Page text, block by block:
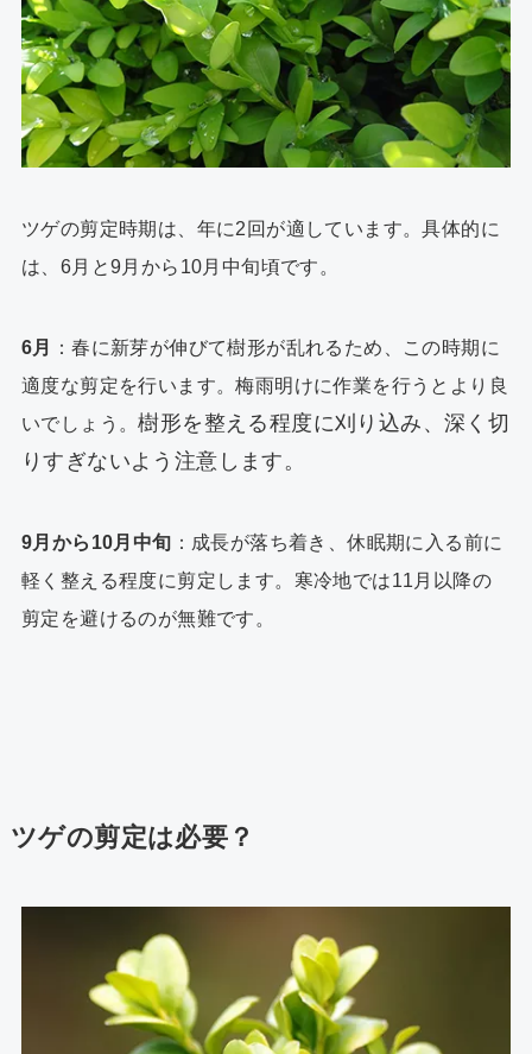
ツゲの剪定時期は、年に2回が適しています。具体的に
は、6月と9月から10月中旬頃です。
6月
：春に新芽が伸びて樹形が乱れるため、この時期に
適度な剪定を行います。梅雨明けに作業を行うとより良
いでしょう。樹形を整える程度に刈り込み、深く切
りすぎないよう注意します。
9月から10月中旬 ：成長が落ち着き、休眠期に入る前に
軽く整える程度に剪定します。寒冷地では11月以降の
剪定を避けるのが無難です。
ツゲの剪定は必要？